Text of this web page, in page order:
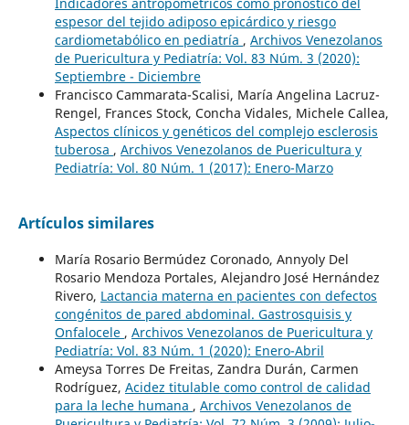
espesor del tejido adiposo epicárdico y riesgo
cardiometabólico en pediatría , Archivos Venezolanos
de Puericultura y Pediatría: Vol. 83 Núm. 3 (2020):
Septiembre - Diciembre
Francisco Cammarata-Scalisi, María Angelina Lacruz-
Rengel, Frances Stock, Concha Vidales, Michele Callea,
Aspectos clínicos y genéticos del complejo esclerosis
tuberosa , Archivos Venezolanos de Puericultura y
Pediatría: Vol. 80 Núm. 1 (2017): Enero-Marzo
Artículos similares
María Rosario Bermúdez Coronado, Annyoly Del
Rosario Mendoza Portales, Alejandro José Hernández
Rivero, Lactancia materna en pacientes con defectos
congénitos de pared abdominal. Gastrosquisis y
Onfalocele , Archivos Venezolanos de Puericultura y
Pediatría: Vol. 83 Núm. 1 (2020): Enero-Abril
Ameysa Torres De Freitas, Zandra Durán, Carmen
Rodríguez, Acidez titulable como control de calidad
para la leche humana , Archivos Venezolanos de